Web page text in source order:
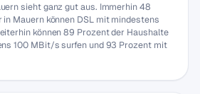
sieht ganz gut aus. Immerhin 48
Mauern können DSL mit mindestens
können 89 Prozent der Haushalte
100 MBit/s surfen und 93 Prozent mit